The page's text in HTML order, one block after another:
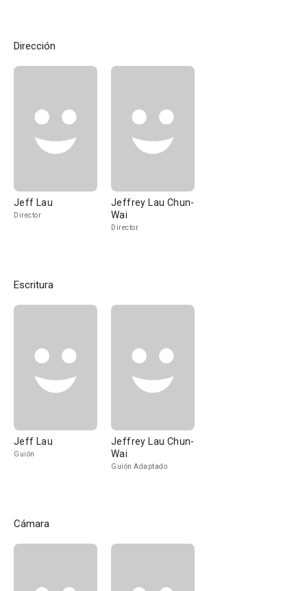
Dirección
Jeff Lau
Director
Jeffrey Lau Chun-
Wai
Director
Escritura
Jeff Lau
Guión
Jeffrey Lau Chun-
Wai
Guión Adaptado
Cámara